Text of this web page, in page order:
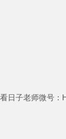
看日子老师微号：